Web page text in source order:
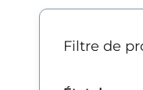
Filtre de